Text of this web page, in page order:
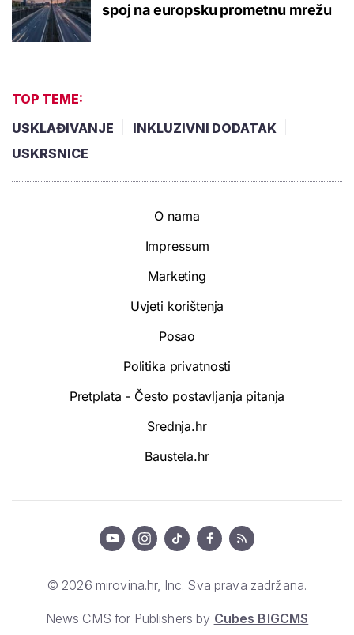
spoj na europsku prometnu mrežu
TOP TEME:
USKLAĐIVANJE
INKLUZIVNI DODATAK
USKRSNICE
O nama
Impressum
Marketing
Uvjeti korištenja
Posao
Politika privatnosti
Pretplata - Često postavljanja pitanja
Srednja.hr
Baustela.hr
© 2026 mirovina.hr, Inc. Sva prava zadržana.
News CMS for Publishers by Cubes BIGCMS